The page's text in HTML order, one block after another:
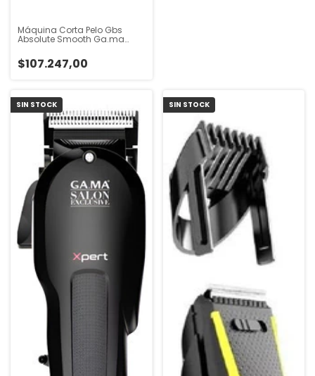
Máquina Corta Pelo Gbs
Absolute Smooth Ga.ma
$107.247,00
SIN STOCK SIN STOCK